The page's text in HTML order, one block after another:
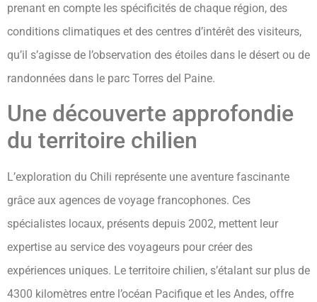
prenant en compte les spécificités de chaque région, des
conditions climatiques et des centres d’intérêt des visiteurs,
qu’il s’agisse de l’observation des étoiles dans le désert ou de
randonnées dans le parc Torres del Paine.
Une découverte approfondie
du territoire chilien
L’exploration du Chili représente une aventure fascinante
grâce aux agences de voyage francophones. Ces
spécialistes locaux, présents depuis 2002, mettent leur
expertise au service des voyageurs pour créer des
expériences uniques. Le territoire chilien, s’étalant sur plus de
4300 kilomètres entre l’océan Pacifique et les Andes, offre